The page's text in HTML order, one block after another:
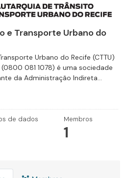
e Transporte Urbano do
Urbano do Recife (CTTU)
081 1078) é uma sociedade
da Administração Indireta...
de dados Membros
1